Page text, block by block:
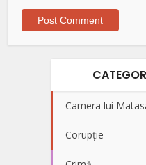
Camera lui
Corupție